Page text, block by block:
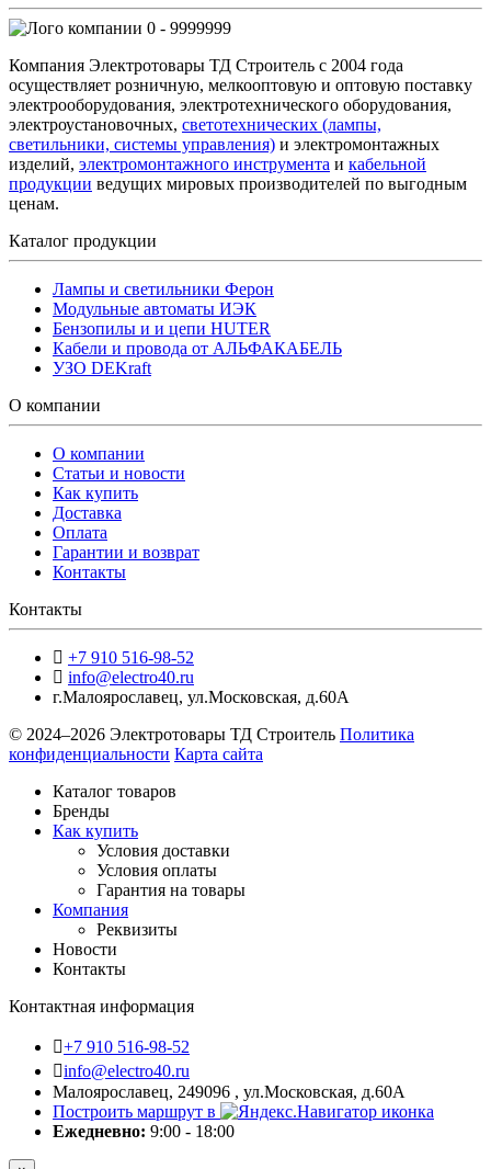
0 - 9999999
Компания Электротовары ТД Строитель с 2004 года
осуществляет розничную, мелкооптовую и оптовую поставку
электрооборудования, электротехнического оборудования,
электроустановочных, светотехнических (лампы,
светильники, системы управления) и электромонтажных
изделий, электромонтажного инструмента и кабельной
продукции ведущих мировых производителей по выгодным
ценам.
Каталог продукции
Лампы и светильники Ферон
Модульные автоматы ИЭК
Бензопилы и и цепи HUTER
Кабели и провода от АЛЬФАКАБЕЛЬ
УЗО DEKraft
О компании
О компании
Статьи и новости
Как купить
Доставка
Оплата
Гарантии и возврат
Контакты
Контакты
+7 910 516-98-52
info@electro40.ru
г.Малоярославец, ул.Московская, д.60А
© 2024–2026 Электротовары ТД Строитель Политика
конфиденциальности Карта сайта
Каталог товаров
Бренды
Как купить
Условия доставки
Условия оплаты
Гарантия на товары
Компания
Реквизиты
Новости
Контакты
Контактная информация
+7 910 516-98-52
info@electro40.ru
Малоярославец, 249096 , ул.Московская, д.60А
Построить маршрут в
Ежедневно: 9:00 - 18:00